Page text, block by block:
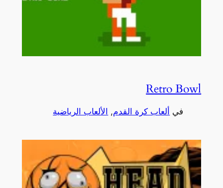
Retro Bowl
في ألعاب كرة القدم, الألعاب الرياضية